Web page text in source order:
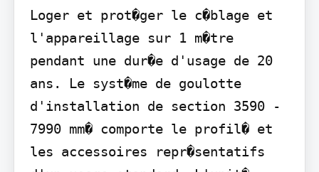
Loger et prot�ger le c�blage et
l'appareillage sur 1 m�tre
pendant une dur�e d'usage de 20
ans. Le syst�me de goulotte
d'installation de section 3590 -
7990 mm� comporte le profil� et
les accessoires repr�sentatifs